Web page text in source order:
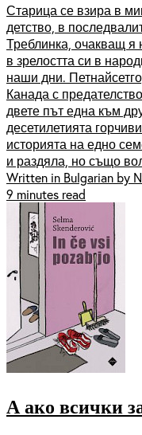
Старица се взира в
детство, в
Треблинка, очакващ я
в зрелостта си в
наши дни.
Канада с
двете път една към
десетилетията
историята на едно
и раздяла, но също
Written in Bulgarian by
9 minutes read
А ако всички